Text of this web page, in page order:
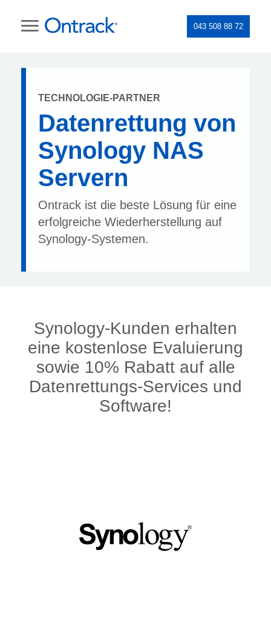
043 508 88 72
TECHNOLOGIE-PARTNER
Datenrettung von
Synology NAS
Servern
Ontrack ist die beste Lösung für eine
erfolgreiche Wiederherstellung auf
Synology-Systemen.
Synology-Kunden erhalten
eine kostenlose Evaluierung
sowie 10% Rabatt auf alle
Datenrettungs-Services und
Software!